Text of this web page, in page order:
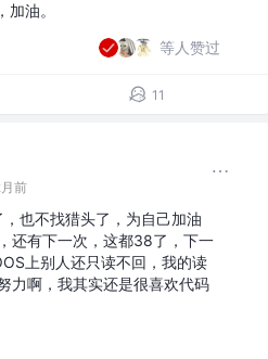
油。
等人赞过
11
前
也不找猎头了，为自己加油
还有下一次，这都38了，下一
上别人还只读不回，我的读
力啊，我其实还是很喜欢代码